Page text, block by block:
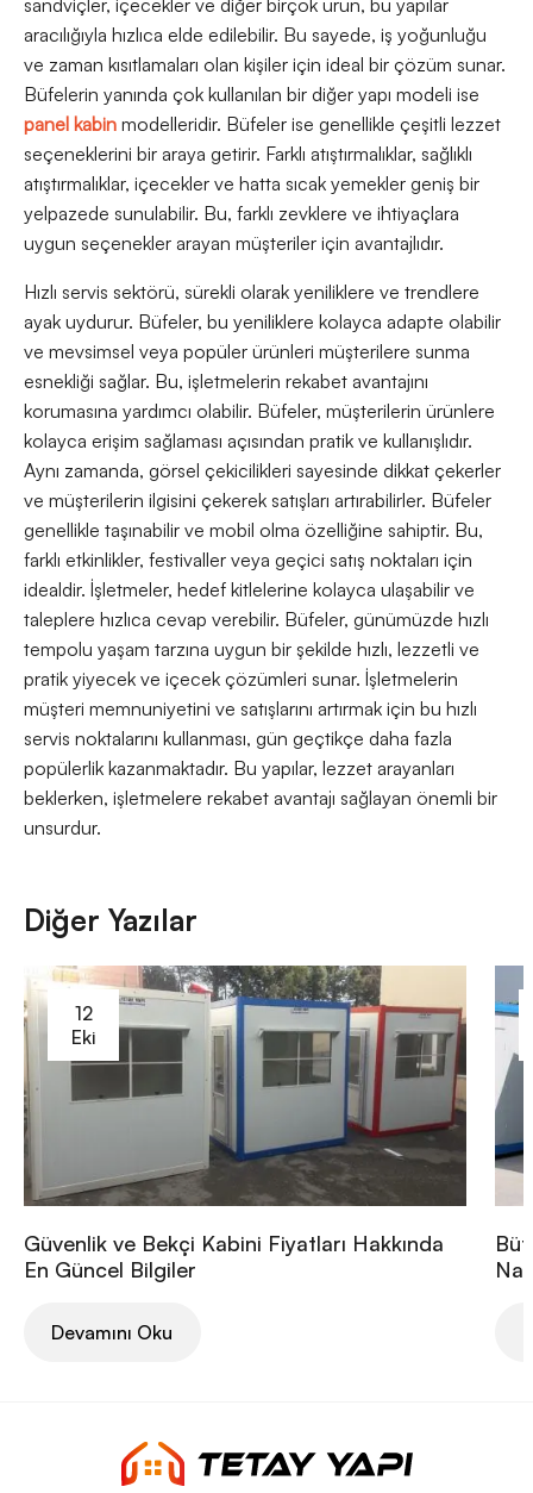
sandviçler, içecekler ve diğer birçok ürün, bu yapılar
aracılığıyla hızlıca elde edilebilir. Bu sayede, iş yoğunluğu
ve zaman kısıtlamaları olan kişiler için ideal bir çözüm sunar.
Büfelerin yanında çok kullanılan bir diğer yapı modeli ise
panel kabin modelleridir. Büfeler ise genellikle çeşitli lezzet
seçeneklerini bir araya getirir. Farklı atıştırmalıklar, sağlıklı
atıştırmalıklar, içecekler ve hatta sıcak yemekler geniş bir
yelpazede sunulabilir. Bu, farklı zevklere ve ihtiyaçlara
uygun seçenekler arayan müşteriler için avantajlıdır.
Hızlı servis sektörü, sürekli olarak yeniliklere ve trendlere
ayak uydurur. Büfeler, bu yeniliklere kolayca adapte olabilir
ve mevsimsel veya popüler ürünleri müşterilere sunma
esnekliği sağlar. Bu, işletmelerin rekabet avantajını
korumasına yardımcı olabilir. Büfeler, müşterilerin ürünlere
kolayca erişim sağlaması açısından pratik ve kullanışlıdır.
Aynı zamanda, görsel çekicilikleri sayesinde dikkat çekerler
ve müşterilerin ilgisini çekerek satışları artırabilirler. Büfeler
genellikle taşınabilir ve mobil olma özelliğine sahiptir. Bu,
farklı etkinlikler, festivaller veya geçici satış noktaları için
idealdir. İşletmeler, hedef kitlelerine kolayca ulaşabilir ve
taleplere hızlıca cevap verebilir. Büfeler, günümüzde hızlı
tempolu yaşam tarzına uygun bir şekilde hızlı, lezzetli ve
pratik yiyecek ve içecek çözümleri sunar. İşletmelerin
müşteri memnuniyetini ve satışlarını artırmak için bu hızlı
servis noktalarını kullanması, gün geçtikçe daha fazla
popülerlik kazanmaktadır. Bu yapılar, lezzet arayanları
beklerken, işletmelere rekabet avantajı sağlayan önemli bir
unsurdur.
Diğer Yazılar
12
Eki
Güvenlik ve Bekçi Kabini Fiyatları Hakkında
En Güncel Bilgiler
Devamını Oku